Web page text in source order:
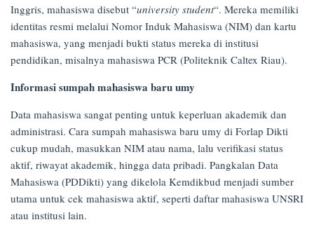
Inggris, mahasiswa disebut “university student“. Mereka memiliki
identitas resmi melalui Nomor Induk Mahasiswa (NIM) dan kartu
mahasiswa, yang menjadi bukti status mereka di institusi
pendidikan, misalnya mahasiswa PCR (Politeknik Caltex Riau).
Informasi sumpah mahasiswa baru umy
Data mahasiswa sangat penting untuk keperluan akademik dan
administrasi. Cara sumpah mahasiswa baru umy di Forlap Dikti
cukup mudah, masukkan NIM atau nama, lalu verifikasi status
aktif, riwayat akademik, hingga data pribadi. Pangkalan Data
Mahasiswa (PDDikti) yang dikelola Kemdikbud menjadi sumber
utama untuk cek mahasiswa aktif, seperti daftar mahasiswa UNSRI
atau institusi lain.